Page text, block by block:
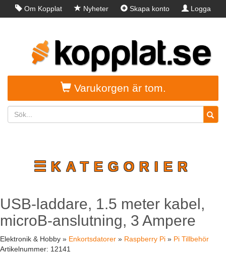
Om Kopplat Nyheter Skapa konto Logga
Varukorgen är tom.
☰KATEGORIER
USB-laddare, 1.5 meter kabel,
microB-anslutning, 3 Ampere
Elektronik & Hobby » Enkortsdatorer » Raspberry Pi » Pi Tillbehör
Artikelnummer: 12141